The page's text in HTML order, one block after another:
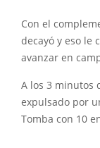
Con el
decayó y eso le
avanzar en
A los 3 minutos
expulsado por
Tomba con 10